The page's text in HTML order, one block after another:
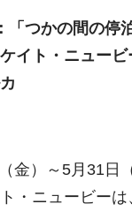
「つかの間の停
イト・ニュー
金）～5月31日
・ニュービーは